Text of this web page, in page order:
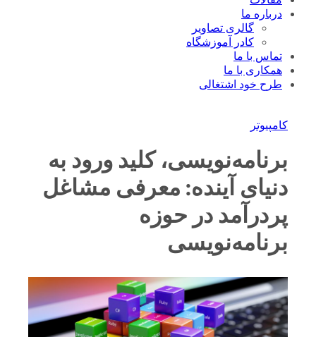
درباره ما
گالری تصاویر
کادر آموزشگاه
تماس با ما
همکاری با ما
طرح خود اشتغالی
کامپیوتر
برنامه‌نویسی، کلید ورود به
دنیای آینده: معرفی مشاغل
پردرآمد در حوزه
برنامه‌نویسی